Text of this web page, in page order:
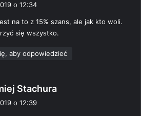
z
e
o 12:34
na to z 15% szans, ale jak kto woli.
się wszystko.
aby odpowiedzieć
Stachura
o 12:39